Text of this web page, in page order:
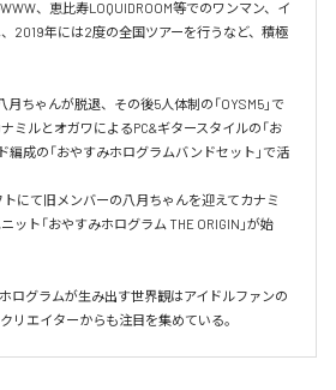
、恵⽐寿LOQUIDROOM等でのワンマン、イ
2019年には2度の全国ツアーを⾏うなど、積極
ちゃんが脱退、その後5人体制の「OYSM5」で
ミルとオガワによるPC&ギタースタイルの「お
編成の「おやすみホログラムバンドセット」で活
にて旧メンバーの八月ちゃんを迎えてカナミ
ット「おやすみホログラム THE ORIGIN」が始
ログラムが⽣み出す世界観はアイドルファンの